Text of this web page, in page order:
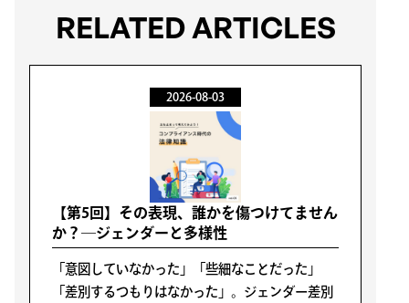
RELATED ARTICLES
2026-08-03
【第5回】その表現、誰かを傷つけてません
か？―ジェンダーと多様性
「意図していなかった」「些細なことだった」
「差別するつもりはなかった」。ジェンダー差別